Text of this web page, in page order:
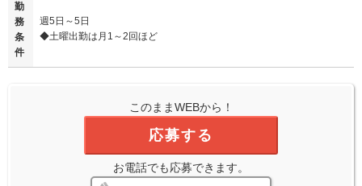
勤
務
条
件
週5日～5日
◆土曜出勤は月1～2回ほど
このままWEBから！
応募する
お電話でも応募できます。